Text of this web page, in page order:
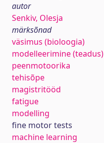
autor
Senkiv, Olesja
märksõnad
väsimus (bioloogia)
modelleerimine (teadus)
peenmotoorika
tehisõpe
magistritööd
fatigue
modelling
fine motor tests
machine learning